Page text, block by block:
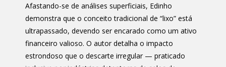
Afastando-se de análises superficiais, Edinho
demonstra que o conceito tradicional de “lixo” está
ultrapassado, devendo ser encarado como um ativo
financeiro valioso. O autor detalha o impacto
estrondoso que o descarte irregular — praticado